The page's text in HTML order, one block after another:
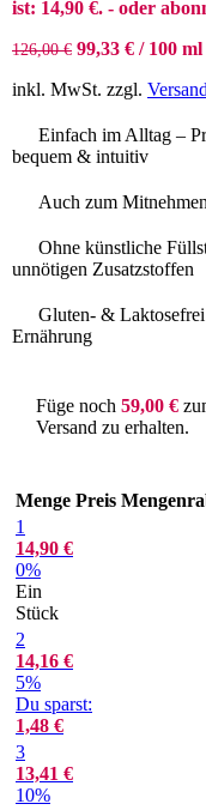
ist: 14,90 €. - oder
126,00€ 99,33 € / 100 ml
inkl. MwSt. zzgl.
Einfach im Alltag –
bequem & intuitiv
Auch zum
Ohne künstliche
unnötigen Zusatzstoffen
Gluten- &
Ernährung
Füge noch 59,00 €
Versand zu erhalten.
Menge Preis
1
14,90 €
0%
Ein
Stück
2
14,16 €
5%
Du sparst:
1,48 €
3
13,41 €
10%